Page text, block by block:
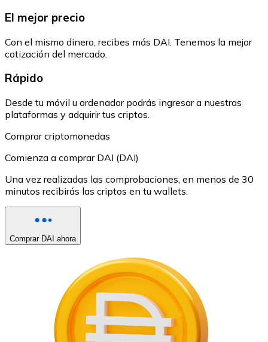
El mejor precio
Con el mismo dinero, recibes más DAI. Tenemos la mejor
cotización del mercado.
Rápido
Desde tu móvil u ordenador podrás ingresar a nuestras
plataformas y adquirir tus criptos.
Comprar criptomonedas
Comienza a comprar DAI (DAI)
Una vez realizadas las comprobaciones, en menos de 30
minutos recibirás las criptos en tu wallets.
Comprar DAI ahora